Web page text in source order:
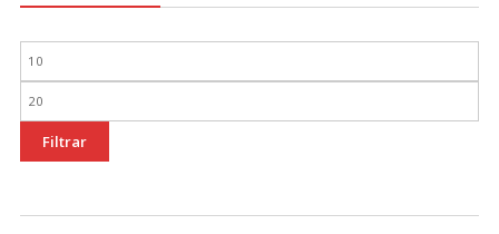
Preço
mínimo
Preço
máximo
Filtrar